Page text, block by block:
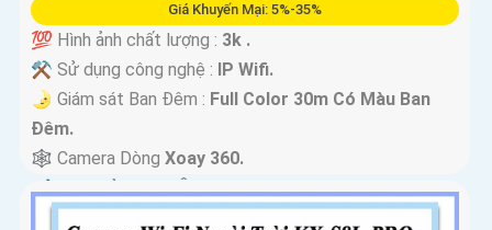
Giá Khuyến Mại: 5%-35%
💯 Hình ảnh chất lượng : 3k .
⚒ Sử dụng công nghệ : IP Wifi.
🌛 Giám sát Ban Đêm : Full Color 30m Có Màu Ban
Ðêm.
🕸️ Camera Dòng Xoay 360.
️📢 Đặt Điểm :Thu Âm Và Loa.